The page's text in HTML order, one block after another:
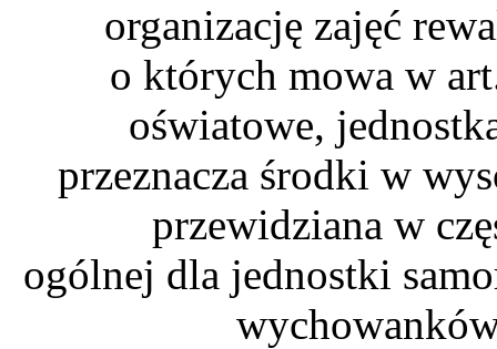
organizację zajęć
o których mowa w
oświatowe,
przeznacza środki w
przewidziana w
ogólnej dla jednostki